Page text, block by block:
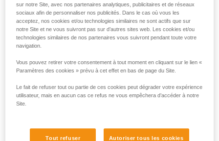
sur notre Site, avec nos partenaires analytiques, publicitaires et de réseaux
sociaux afin de personnaliser nos publicités. Dans le cas où vous les
acceptez, nos cookies et/ou technologies similaires ne sont actifs que sur
notre Site et ne vous suivront pas sur d’autres sites web. Les cookies et/ou
technologies similaires de nos partenaires vous suivront pendant toute votre
navigation.
Vous pouvez retirer votre consentement à tout moment en cliquant sur le lien «
Paramètres des cookies » prévu à cet effet en bas de page du Site.
Le fait de refuser tout ou partie de ces cookies peut dégrader votre expérience
utilisateur, mais en aucun cas ce refus ne vous empêchera d’accéder à notre
Site.
Tout refuser Autoriser tous les cookies